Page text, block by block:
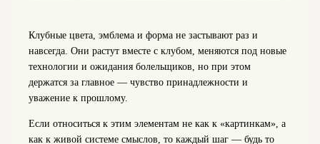
Клубные цвета, эмблема и форма не застывают раз и
навсегда. Они растут вместе с клубом, меняются под новые
технологии и ожидания болельщиков, но при этом
держатся за главное — чувство принадлежности и
уважение к прошлому.
Если относиться к этим элементам не как к «картинкам», а
как к живой системе смыслов, то каждый шаг — будь то